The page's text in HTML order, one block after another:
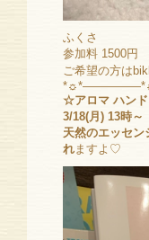
ふくさ
参加料 1500円
ご希望の方は
☆アロマ ハン
3/18(月) 13時～
天然のエッセン
れ ますよ♡